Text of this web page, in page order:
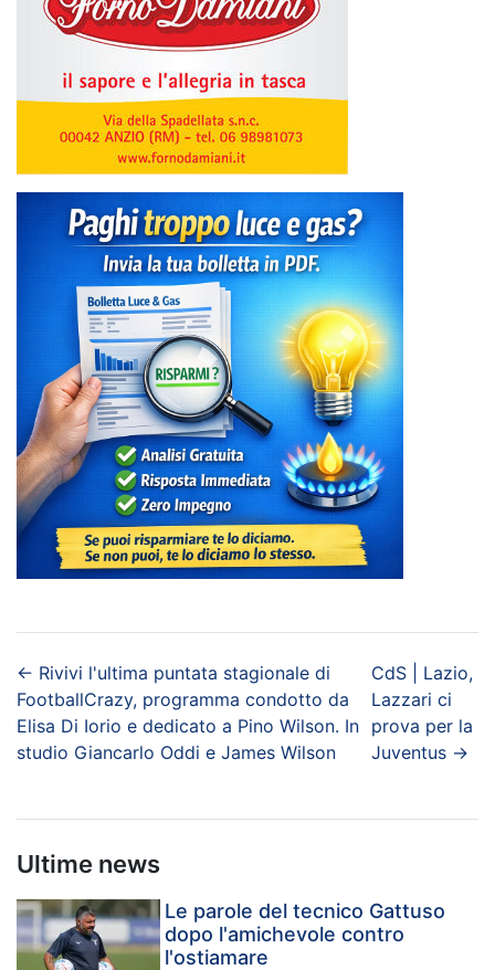
← Rivivi l'ultima puntata stagionale di
FootballCrazy, programma condotto da
Elisa Di Iorio e dedicato a Pino Wilson. In
studio Giancarlo Oddi e James Wilson
CdS | Lazio,
Lazzari ci
prova per la
Juventus →
Ultime news
Le parole del tecnico Gattuso
dopo l'amichevole contro
l'ostiamare